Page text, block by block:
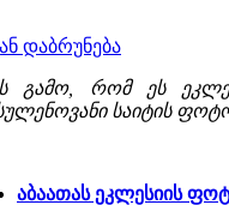
დაბრუნება
გამო, რომ ეს
საიტის
აბაათას ეკლესიის